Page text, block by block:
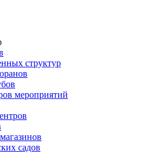
структур
мероприятий
садов